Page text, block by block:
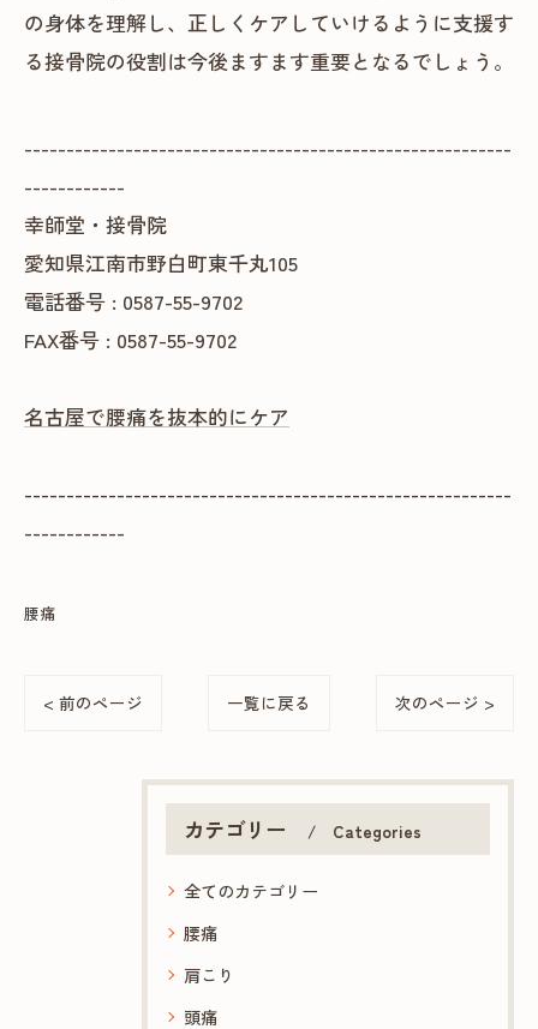
の身体を理解し、正しくケアしていけるように支援す
る接骨院の役割は今後ますます重要となるでしょう。
----------------------------------------------------------
------------
幸師堂・接骨院
愛知県江南市野白町東千丸105
電話番号 : 0587-55-9702
FAX番号 : 0587-55-9702
名古屋で腰痛を抜本的にケア
----------------------------------------------------------
------------
腰痛
< 前のページ 一覧に戻る 次のページ >
カテゴリー Categories
全てのカテゴリー
腰痛
肩こり
頭痛